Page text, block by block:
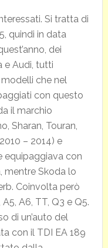
Si tratta di
quindi in data
dei
e Audi, tutti
che nel
con questo
il marchio
Sharan, Touran,
– 2014) e
equipaggiava con
mentre Skoda lo
Coinvolta però
A6, TT, Q3 e Q5.
di un’auto del
con il TDI EA 189